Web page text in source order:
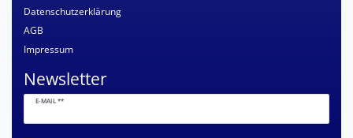
Datenschutzerklärung
AGB
Impressum
Newsletter
E-MAIL **
Newsletter
Honig